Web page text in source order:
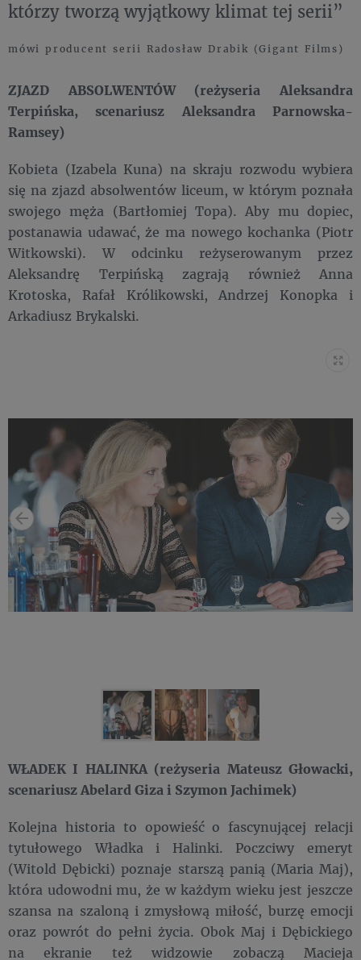
którzy tworzą wyjątkowy klimat tej serii”
mówi producent serii Radosław Drabik (Gigant Films)
ZJAZD ABSOLWENTÓW (reżyseria Aleksandra
Terpińska, scenariusz Aleksandra Parnowska-
Ramsey)
Kobieta (Izabela Kuna) na skraju rozwodu wybiera
się na zjazd absolwentów liceum, w którym poznała
swojego męża (Bartłomiej Topa). Aby mu dopiec,
postanawia udawać, że ma nowego kochanka (Piotr
Witkowski). W odcinku reżyserowanym przez
Aleksandrę Terpińską zagrają również Anna
Krotoska, Rafał Królikowski, Andrzej Konopka i
Arkadiusz Brykalski.
WŁADEK I HALINKA (reżyseria Mateusz Głowacki,
scenariusz Abelard Giza i Szymon Jachimek)
Kolejna historia to opowieść o fascynującej relacji
tytułowego Władka i Halinki. Poczciwy emeryt
(Witold Dębicki) poznaje starszą panią (Maria Maj),
która udowodni mu, że w każdym wieku jest jeszcze
szansa na szaloną i zmysłową miłość, burzę emocji
oraz powrót do pełni życia. Obok Maj i Dębickiego
na ekranie też widzowie zobaczą Macieja